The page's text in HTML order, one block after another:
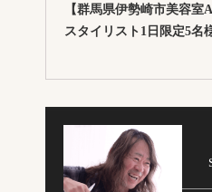
【群馬県伊勢崎市美容
スタイリスト1日限定5名